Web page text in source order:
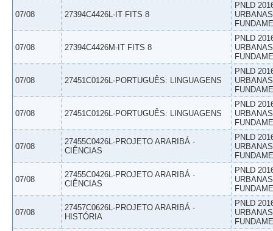
07/08 27394C4426L-IT FITS 8
PNLD
07/08 27394C4426M-IT FITS 8
PNLD
07/08 27451C0126L-PORTUGUÊS: LINGUAGENS
PNLD
07/08 27451C0126L-PORTUGUÊS: LINGUAGENS
PNLD
07/08
27455C0426L-PROJETO ARARIBÁ -
CIÊNCIAS
PNLD
07/08
27455C0426L-PROJETO ARARIBÁ -
CIÊNCIAS
PNLD
07/08
27457C0626L-PROJETO ARARIBÁ -
HISTÓRIA
PNLD